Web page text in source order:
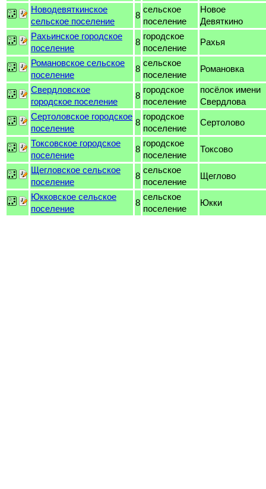
Новодевяткинское
сельское поселение
8
сельское
поселение
Новое
Девяткино
Рахьинское городское
поселение
8
городское
поселение
Рахья
Романовское сельское
поселение
8
сельское
поселение
Романовка
Свердловское
городское поселение
8
городское
поселение
посёлок имени
Свердлова
Сертоловское городское
поселение
8
городское
поселение
Сертолово
Токсовское городское
поселение
8
городское
поселение
Токсово
Щегловское сельское
поселение
8
сельское
поселение
Щеглово
Юкковское сельское
поселение
8
сельское
поселение
Юкки